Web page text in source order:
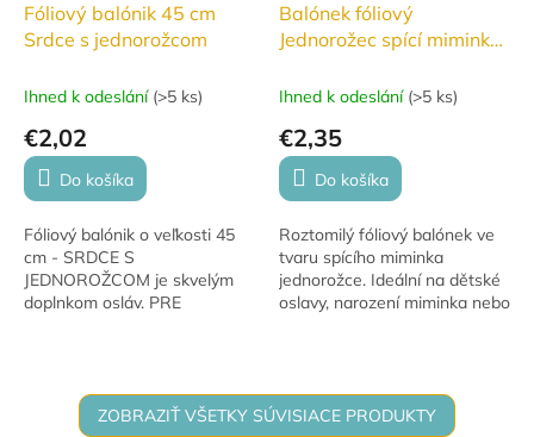
Fóliový balónik 45 cm
Srdce s jednorožcom
Ihned k odeslání (>5 ks)
€2,02
Do košíka
Fóliový balónik o veľkosti 45
cm - SRDCE S
JEDNOROŽCOM je skvelým
doplnkom osláv. PRE
dekorácie....
Balónek fóliový
Jednorožec spící miminko
Ihned k odeslání (>5 ks)
€2,35
Do košíka
Roztomilý fóliový balónek ve
tvaru spícího miminka
jednorožce. Ideální na dětské
oslavy, narození miminka nebo
ZOBRAZIŤ VŠETKY SÚVISIACE PRODUKTY